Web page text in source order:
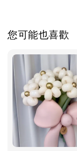
您可能也喜歡